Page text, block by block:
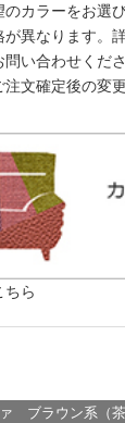
カラーをお選び
異なります。
い合わせくださ
文確定後の変
ちら
ブラウン系（茶